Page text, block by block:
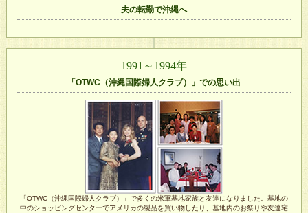
夫の転勤で沖縄へ
1991～1994年
「OTWC（沖縄国際婦人クラブ）」での思い出
「OTWC（沖縄国際婦人クラブ）」で多くの米軍基地家族と友達になりました。基地の
中のショッピングセンターでアメリカの製品を買い物したり、基地内のお祭りや友達宅